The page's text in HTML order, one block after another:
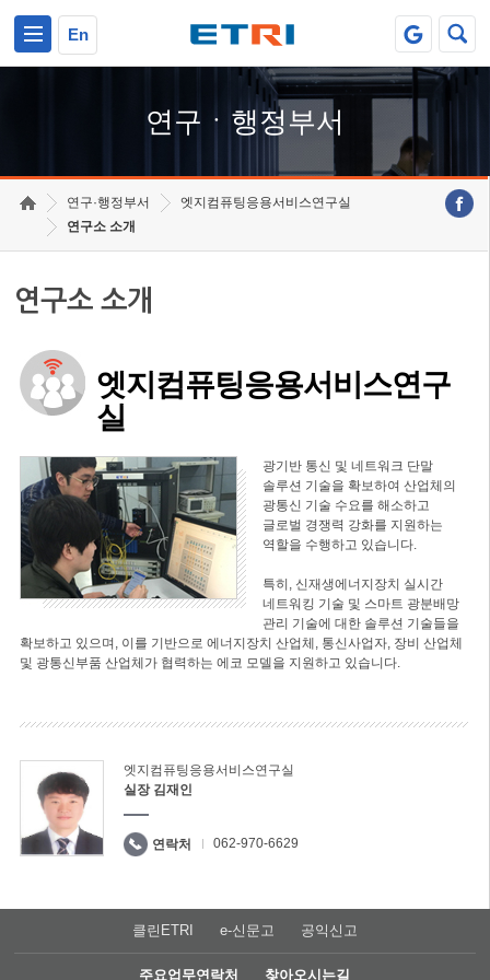
En
연구ㆍ행정부서
연구·행정부서
엣지컴퓨팅응용서비스연구실
연구소 소개
연구소 소개
엣지컴퓨팅응용서비스연구
실
광기반 통신 및 네트워크 단말
솔루션 기술을 확보하여 산업체의
광통신 기술 수요를 해소하고
글로벌 경쟁력 강화를 지원하는
역할을 수행하고 있습니다.
특히, 신재생에너지장치 실시간
네트워킹 기술 및 스마트 광분배망
관리 기술에 대한 솔루션 기술들을
확보하고 있으며, 이를 기반으로 에너지장치 산업체, 통신사업자, 장비 산업체
및 광통신부품 산업체가 협력하는 에코 모델을 지원하고 있습니다.
엣지컴퓨팅응용서비스연구실
실장 김재인
연락처 062-970-6629
클린ETRI e-신문고 공익신고
주요업무연락처 찾아오시는길